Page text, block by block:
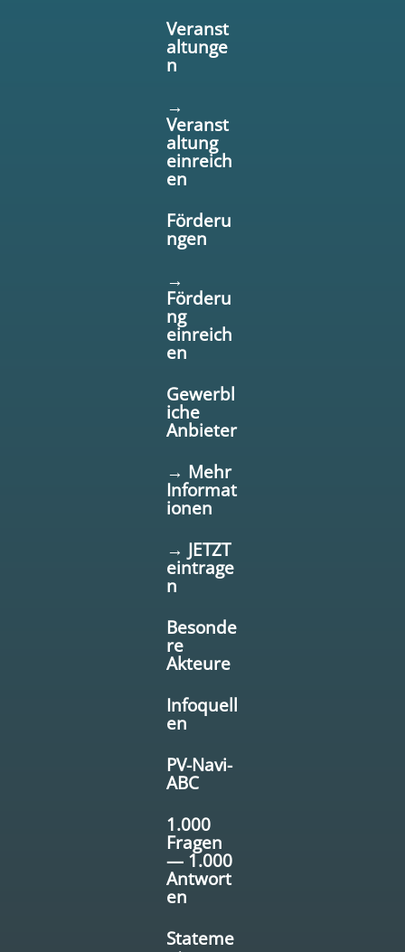
Veranst
altunge
n
→
Veranst
altung
einreich
en
Förderu
ngen
→
Förderu
ng
einreich
en
Gewerbl
iche
Anbieter
→ Mehr
Informat
ionen
→ JETZT
eintrage
n
Besonde
re
Akteure
Infoquell
en
PV-Navi-
ABC
1.000
Fragen
— 1.000
Antwort
en
Stateme